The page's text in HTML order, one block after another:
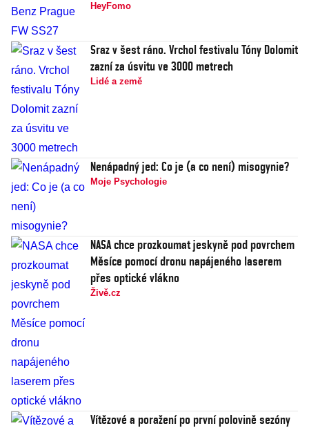
HeyFomo
Sraz v šest ráno. Vrchol festivalu Tóny Dolomit
zazní za úsvitu ve 3000 metrech
Lidé a země
Nenápadný jed: Co je (a co není) misogynie?
Moje Psychologie
NASA chce prozkoumat jeskyně pod povrchem
Měsíce pomocí dronu napájeného laserem
přes optické vlákno
Živě.cz
Vítězové a poražení po první polovině sezóny